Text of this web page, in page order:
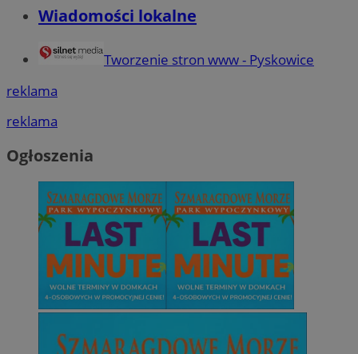
Wiadomości lokalne
Tworzenie stron www - Pyskowice
reklama
reklama
Ogłoszenia